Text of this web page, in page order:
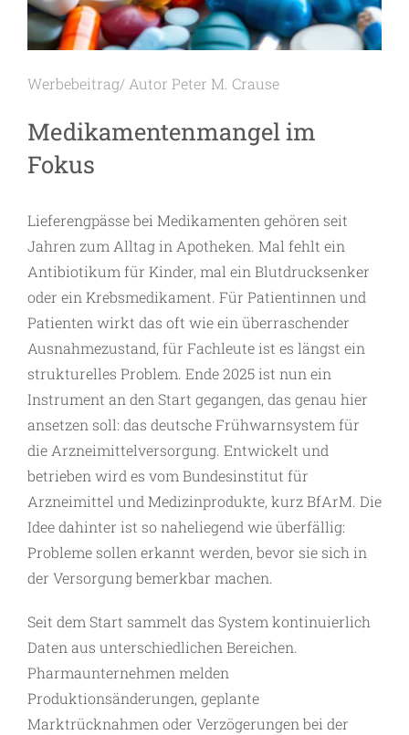
Werbebeitrag/ Autor Peter M. Crause
Medikamentenmangel im
Fokus
Lieferengpässe bei Medikamenten gehören seit
Jahren zum Alltag in Apotheken. Mal fehlt ein
Antibiotikum für Kinder, mal ein Blutdrucksenker
oder ein Krebsmedikament. Für Patientinnen und
Patienten wirkt das oft wie ein überraschender
Ausnahmezustand, für Fachleute ist es längst ein
strukturelles Problem. Ende 2025 ist nun ein
Instrument an den Start gegangen, das genau hier
ansetzen soll: das deutsche Frühwarnsystem für
die Arzneimittelversorgung. Entwickelt und
betrieben wird es vom Bundesinstitut für
Arzneimittel und Medizinprodukte, kurz BfArM. Die
Idee dahinter ist so naheliegend wie überfällig:
Probleme sollen erkannt werden, bevor sie sich in
der Versorgung bemerkbar machen.
Seit dem Start sammelt das System kontinuierlich
Daten aus unterschiedlichen Bereichen.
Pharmaunternehmen melden
Produktionsänderungen, geplante
Marktrücknahmen oder Verzögerungen bei der